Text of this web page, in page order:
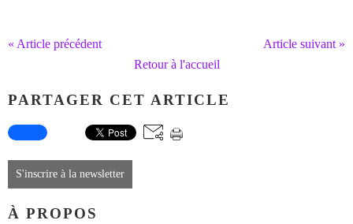
« Article précédent
Article suivant »
Retour à l'accueil
PARTAGER CET ARTICLE
S'inscrire à la newsletter
À PROPOS